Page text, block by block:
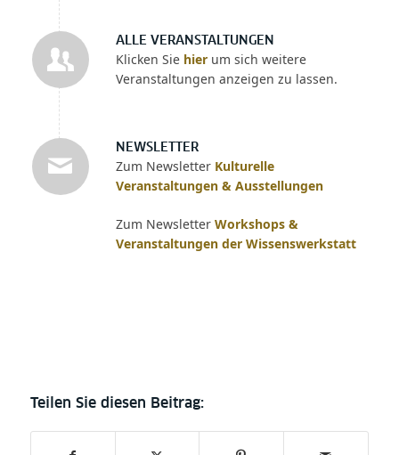
ALLE VERANSTALTUNGEN
Klicken Sie hierum sich weitere
Veranstaltungen anzeigen zu lassen.
NEWSLETTER
Zum Newsletter Kulturelle
Veranstaltungen & Ausstellungen
Zum Newsletter Workshops &
Veranstaltungen der Wissenswerkstatt